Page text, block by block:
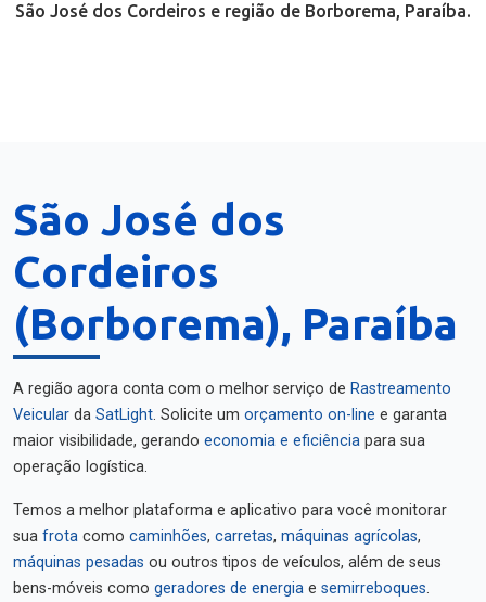
São José dos Cordeiros e região de Borborema, Paraíba.
São José dos
Cordeiros
(Borborema), Paraíba
A região agora conta com o melhor serviço de Rastreamento
Veicular da SatLight. Solicite um orçamento on-line e garanta
maior visibilidade, gerando economia e eficiência para sua
operação logística.
Temos a melhor plataforma e aplicativo para você monitorar
sua frota como caminhões, carretas, máquinas agrícolas,
máquinas pesadas ou outros tipos de veículos, além de seus
bens-móveis como geradores de energia e semirreboques.